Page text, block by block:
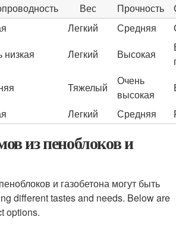
Вес Прочность
Легкий Средняя
низкая Легкий Высокая
Тяжелый
Очень
высокая
Легкий Средняя
из пеноблоков и
и газобетона могут быть
different tastes and needs. Below are
options.